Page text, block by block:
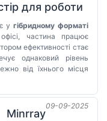
для роботи
угібридному форматі
частина працює
ефективності стає
однаковий рівень
від їхнього місця
09-09-2025